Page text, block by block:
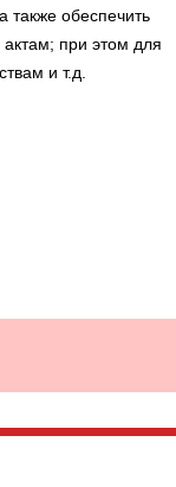
также обеспечить
при этом для
и т.д.